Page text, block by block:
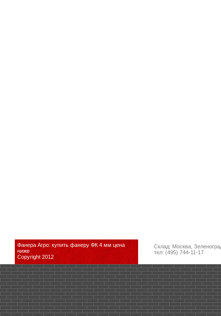
Фанера Агро: купить фанеру ФК 4 мм цена
ниже
Copyright 2012
Склад: Москва,
тел: (495) 744-11-17